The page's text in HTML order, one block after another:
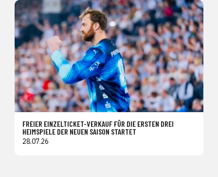
FREIER EINZELTICKET-VERKAUF FÜR DIE ERSTEN DREI
HEIMSPIELE DER NEUEN SAISON STARTET
28.07.26